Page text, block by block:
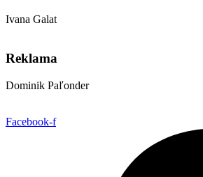
Ivana Galat
Reklama
Dominik Paľonder
Facebook-f